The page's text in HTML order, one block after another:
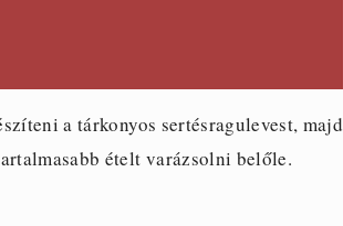
a tárkonyos sertésragulevest, majd
ételt varázsolni belőle.